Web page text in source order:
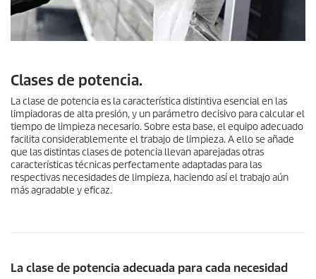
Clases de potencia.
La clase de potencia es la característica distintiva esencial en las
limpiadoras de alta presión, y un parámetro decisivo para calcular el
tiempo de limpieza necesario. Sobre esta base, el equipo adecuado
facilita considerablemente el trabajo de limpieza. A ello se añade
que las distintas clases de potencia llevan aparejadas otras
características técnicas perfectamente adaptadas para las
respectivas necesidades de limpieza, haciendo así el trabajo aún
más agradable y eficaz.
La clase de potencia adecuada para cada necesidad